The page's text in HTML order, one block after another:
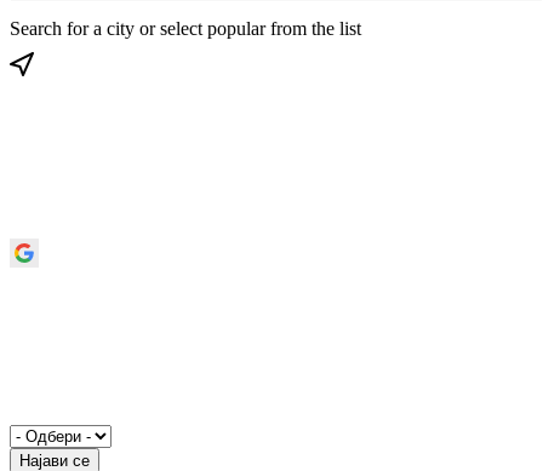
Search for a city or select popular from the list